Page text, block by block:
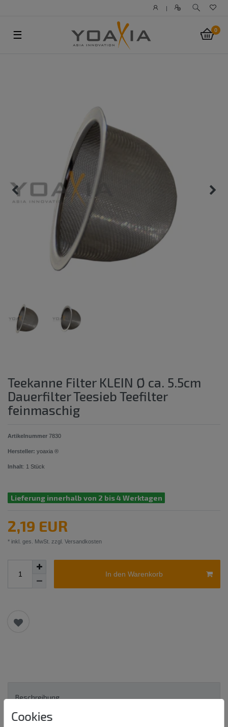
|
0
☰
Teekanne Filter KLEIN Ø ca. 5.5cm
Dauerfilter Teesieb Teefilter
feinmaschig
Artikelnummer 7830
Hersteller: yoaxia ®
Inhalt: 1 Stück
Lieferung innerhalb von 2 bis 4 Werktagen
2,19 EUR
* inkl. ges. MwSt. zzgl. Versandkosten
In den Warenkorb
Beschreibung
Cookies